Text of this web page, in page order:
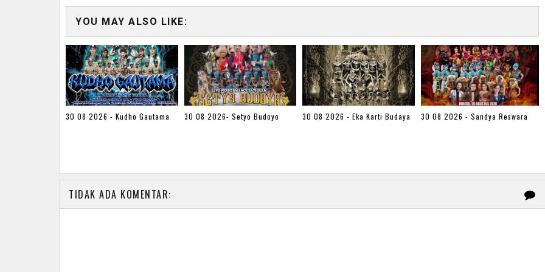
YOU MAY ALSO LIKE:
30 08 2026 - Kudho Gautama 30 08 2026- Setyo Budoyo 30 08 2026 - Eka Karti Budaya 30 08 2026 - Sandya Reswara
TIDAK ADA KOMENTAR: